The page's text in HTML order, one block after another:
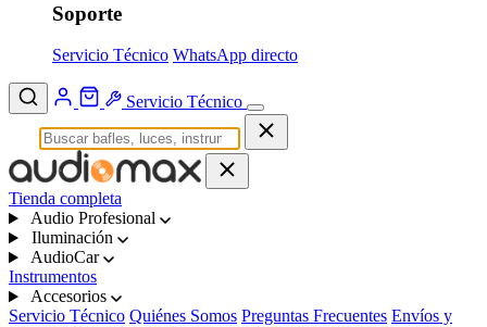
Soporte
Servicio Técnico WhatsApp directo
Servicio Técnico
Tienda completa
Audio Profesional
Iluminación
AudioCar
Instrumentos
Accesorios
Servicio Técnico Quiénes Somos Preguntas Frecuentes Envíos y